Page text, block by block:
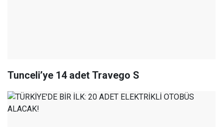
Tunceli’ye 14 adet Travego S